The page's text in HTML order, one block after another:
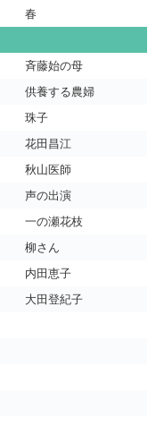
春
斉藤始の母
供養する農婦
珠子
花田昌江
秋山医師
声の出演
一の瀬花枝
柳さん
内田恵子
大田登紀子